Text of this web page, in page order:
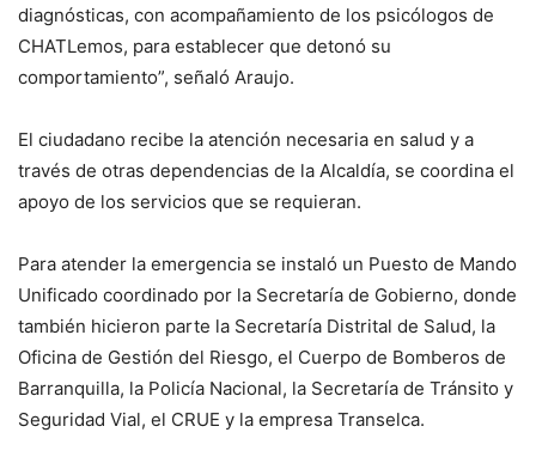
diagnósticas, con acompañamiento de los psicólogos de
CHATLemos, para establecer que detonó su
comportamiento”, señaló Araujo.
El ciudadano recibe la atención necesaria en salud y a
través de otras dependencias de la Alcaldía, se coordina el
apoyo de los servicios que se requieran.
Para atender la emergencia se instaló un Puesto de Mando
Unificado coordinado por la Secretaría de Gobierno, donde
también hicieron parte la Secretaría Distrital de Salud, la
Oficina de Gestión del Riesgo, el Cuerpo de Bomberos de
Barranquilla, la Policía Nacional, la Secretaría de Tránsito y
Seguridad Vial, el CRUE y la empresa Transelca.